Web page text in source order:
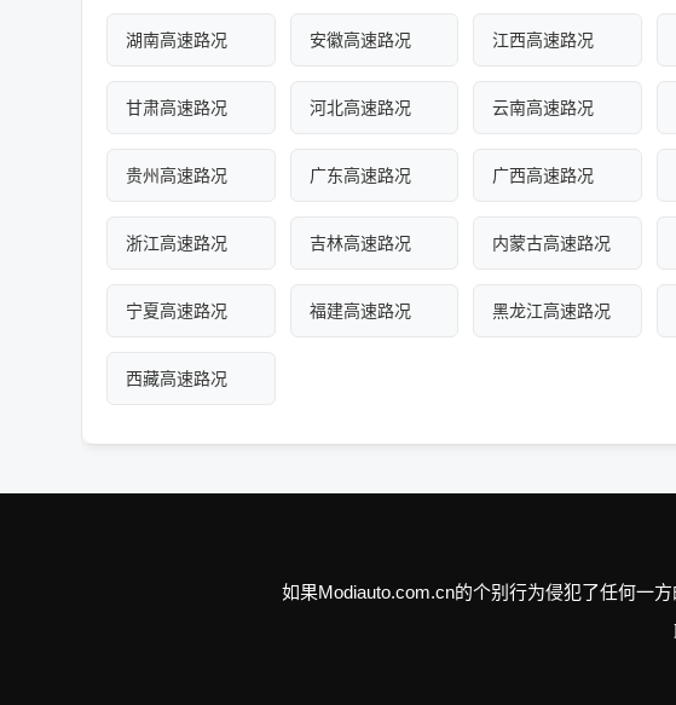
湖南高速路况 安徽高速路况 江西高速路况
甘肃高速路况 河北高速路况 云南高速路况
贵州高速路况 广东高速路况 广西高速路况
浙江高速路况 吉林高速路况 内蒙古高速路况
宁夏高速路况 福建高速路况 黑龙江高速路况
西藏高速路况
如果Modiauto.com.cn的个别行为侵犯了任何一